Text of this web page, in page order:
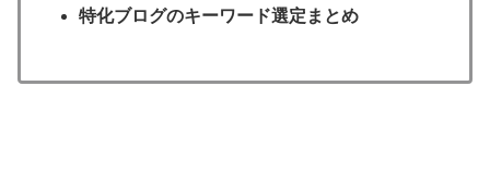
特化ブログのキーワード選定まとめ